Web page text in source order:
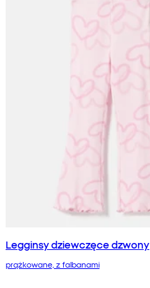
Legginsy dziewczęce dzwony
prążkowane, z falbanami